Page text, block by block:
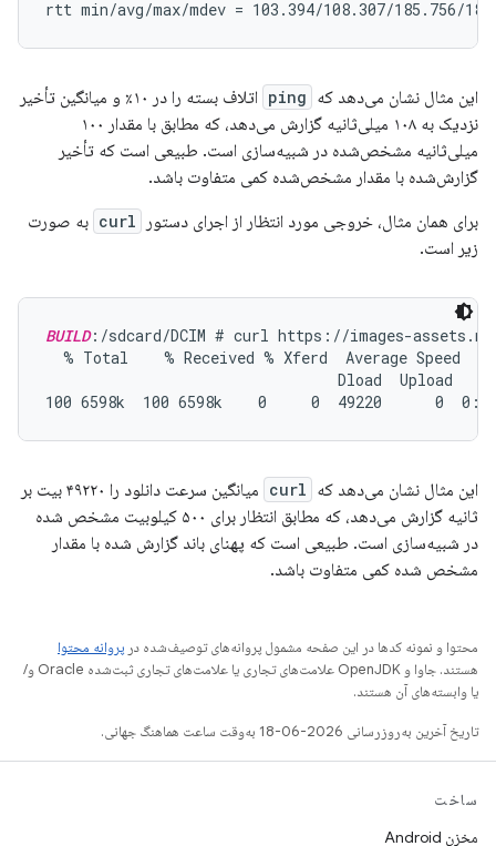
این مثال نشان می‌دهد که ping
اتلاف بسته را در ۱۰٪ و میانگین تأخیر
نزدیک به ۱۰۸ میلی‌ثانیه گزارش می‌دهد، که مطابق با مقدار ۱۰۰
میلی‌ثانیه مشخص‌شده در شبیه‌سازی است. طبیعی است که تأخیر
گزارش‌شده با مقدار مشخص‌شده کمی متفاوت باشد.
برای همان مثال، خروجی مورد انتظار از اجرای دستور
curl به صورت
زیر است.
BUILD:/sdcard/DCIM # curl https://images-
% Total    % Received % Xferd  Average Speed
Dload  Upload
این مثال نشان می‌دهد که curl
میانگین سرعت دانلود را ۴۹۲۲۰ بیت بر
ثانیه گزارش می‌دهد، که مطابق انتظار برای ۵۰۰ کیلوبیت مشخص شده
در شبیه‌سازی است. طبیعی است که پهنای باند گزارش شده با مقدار
مشخص شده کمی متفاوت باشد.
محتوا و نمونه کدها در این صفحه مشمول پروانه‌های توصیف‌شده در پروانه محتوا
هستند. جاوا و OpenJDK علامت‌های تجاری یا علامت‌های تجاری ثبت‌شده Oracle و/
یا وابسته‌های آن هستند.
تاریخ آخرین به‌روزرسانی 2026-06-18 به‌وقت ساعت هماهنگ جهانی.
ساخت
مخزن Android